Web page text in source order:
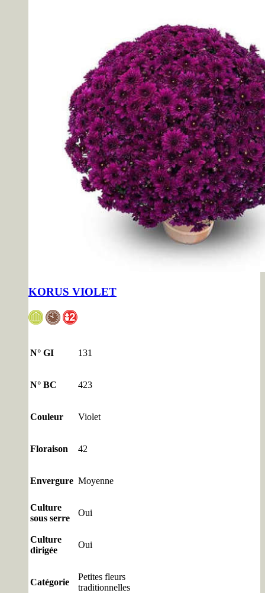
KORUS VIOLET
N° GI 131
N° BC 423
Couleur Violet
Floraison 42
Envergure Moyenne
Culture
sous serre
Oui
Culture
dirigée
Oui
Catégorie
Petites fleurs
traditionnelles